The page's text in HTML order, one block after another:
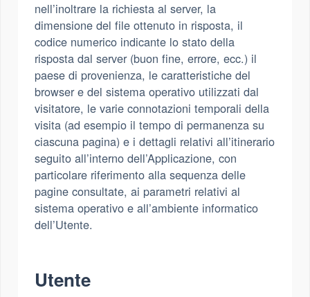
nell’inoltrare la richiesta al server, la
dimensione del file ottenuto in risposta, il
codice numerico indicante lo stato della
risposta dal server (buon fine, errore, ecc.) il
paese di provenienza, le caratteristiche del
browser e del sistema operativo utilizzati dal
visitatore, le varie connotazioni temporali della
visita (ad esempio il tempo di permanenza su
ciascuna pagina) e i dettagli relativi all’itinerario
seguito all’interno dell’Applicazione, con
particolare riferimento alla sequenza delle
pagine consultate, ai parametri relativi al
sistema operativo e all’ambiente informatico
dell’Utente.
Utente